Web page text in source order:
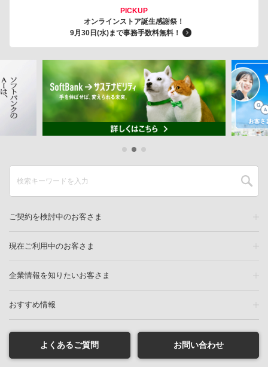
PICKUP
オンラインストア誕生感謝祭！
9月30日(水)まで事務手数料無料！
ご契約を検討中のお客さま
現在ご利用中のお客さま
企業情報を知りたいお客さま
おすすめ情報
よくあるご質問 お問い合わせ